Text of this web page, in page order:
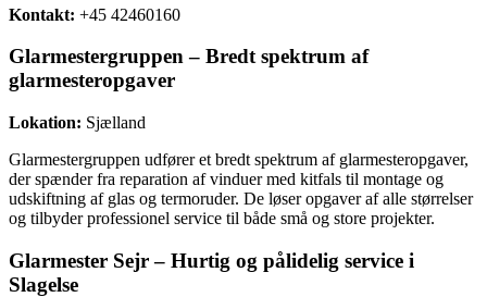
Kontakt: +45 42460160
Glarmestergruppen – Bredt spektrum af
glarmesteropgaver
Lokation: Sjælland
Glarmestergruppen udfører et bredt spektrum af glarmesteropgaver,
der spænder fra reparation af vinduer med kitfals til montage og
udskiftning af glas og termoruder. De løser opgaver af alle størrelser
og tilbyder professionel service til både små og store projekter.
Glarmester Sejr – Hurtig og pålidelig service i
Slagelse